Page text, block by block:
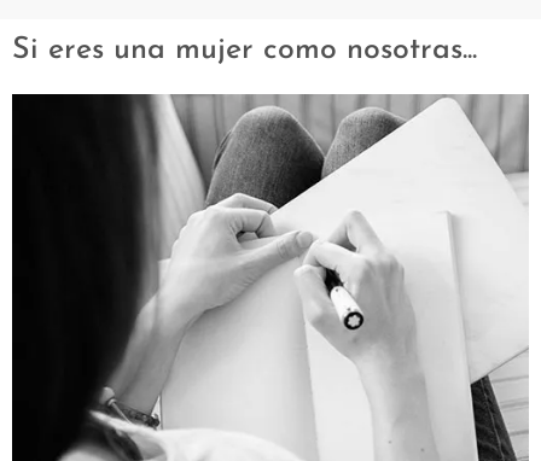
Si eres una mujer como nosotras...